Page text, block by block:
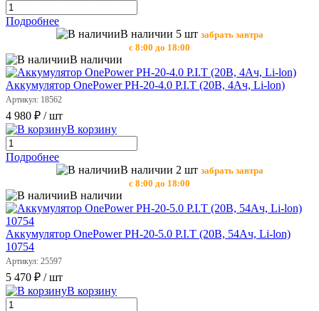
Подробнее
В наличии 5 шт забрать завтра
с 8:00 до 18:00
В наличии
Аккумулятор OnePower РН-20-4.0 P.I.T (20В, 4Ач, Li-lon)
Артикул: 18562
4 980 ₽ / шт
В корзину
Подробнее
В наличии 2 шт забрать завтра
с 8:00 до 18:00
В наличии
Аккумулятор OnePower РН-20-5.0 P.I.T (20В, 54Ач, Li-lon)
10754
Артикул: 25597
5 470 ₽ / шт
В корзину